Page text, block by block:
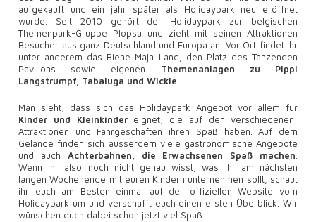
aufgekauft und ein jahr später als Holidaypark neu eröffnet
wurde. Seit 2010 gehört der Holidaypark zur belgischen
Themenpark-Gruppe Plopsa und zieht mit seinen Attraktionen
Besucher aus ganz Deutschland und Europa an. Vor Ort findet ihr
unter anderem das Biene Maja Land, den Platz des Tanzenden
Pavillons sowie eigenen Themenanlagen zu Pippi
Langstrumpf, Tabaluga und Wickie
Man sieht, dass sich das Holidaypark Angebot vor allem für
Kinder und Kleinkinder eignet, die auf den verschiedenen
Attraktionen und Fahrgeschäften ihren Spaß haben. Auf dem
Gelände finden sich ausserdem viele gastronomische Angebote
und auch Achterbahnen, die Erwachsenen Spaß machen
Wenn ihr also noch nicht genau wisst, was ihr am nächsten
langen Wochenende mit euren Kindern unternehmen sollt, schaut
ihr euch am Besten einmal auf der offiziellen Website vom
Holidaypark um und verschafft euch einen ersten Überblick. Wir
wünschen euch dabei schon jetzt viel Spaß.